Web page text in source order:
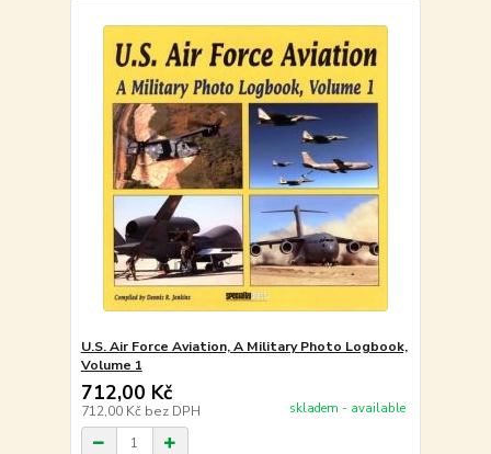
U.S. Air Force Aviation, A Military Photo Logbook,
Volume 1
712,00 Kč
712,00 Kč bez DPH skladem - available